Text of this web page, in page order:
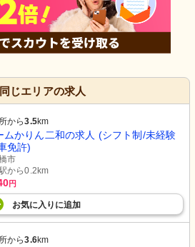
同じエリアの求人
から3.5km
ムかりん二和の求人 (シフト制/未経験
免許)
市
から0.2km
円
お気に入り に追加
から3.6km